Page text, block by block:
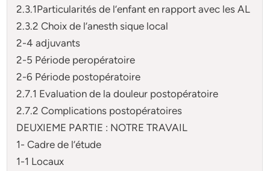
2.3.1Particularités de l’enfant en rapport avec les AL
2.3.2 Choix de l’anesth sique local
2-4 adjuvants
2-5 Période peropératoire
2-6 Période postopératoire
2.7.1 Evaluation de la douleur postopératoire
2.7.2 Complications postopératoires
DEUXIEME PARTIE : NOTRE TRAVAIL
1- Cadre de l’étude
1-1 Locaux